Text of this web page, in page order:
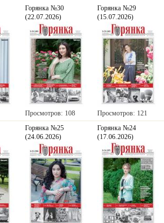
Горянка №30
(22.07.2026)
Просмотров: 108
Горянка №29
(15.07.2026)
Просмотров: 121
Горянка №25
(24.06.2026)
Горянка №24
(17.06.2026)